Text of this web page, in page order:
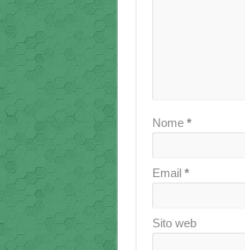
Nome *
Email *
Sito web